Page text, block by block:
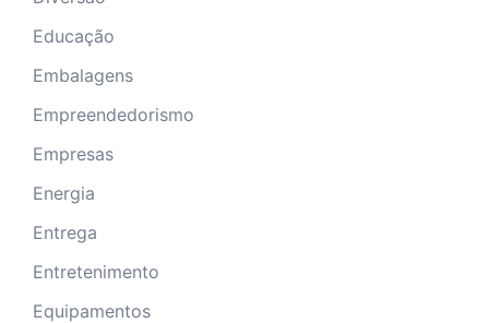
Educação
Embalagens
Empreendedorismo
Empresas
Energia
Entrega
Entretenimento
Equipamentos